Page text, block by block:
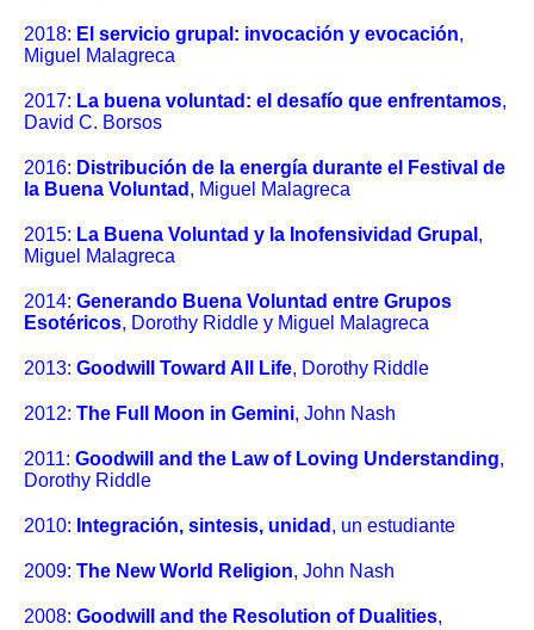
2018: El servicio grupal: invocación y evocación,
Miguel Malagreca
2017: La buena voluntad: el desafío que enfrentamos,
David C. Borsos
2016: Distribución de la energía durante el Festival de
la Buena Voluntad , Miguel Malagreca
2015: La Buena Voluntad y la Inofensividad Grupal ,
Miguel Malagreca
2014: Generando Buena Voluntad entre Grupos
Esotéricos, Dorothy Riddle y Miguel Malagreca
2013: Goodwill Toward All Life, Dorothy Riddle
2012: The Full Moon in Gemini, John Nash
2011: Goodwill and the Law of Loving Understanding,
Dorothy Riddle
2010: Integración, sintesis, unidad , un estudiante
2009: The New World Religion, John Nash
2008: Goodwill and the Resolution of Dualities,